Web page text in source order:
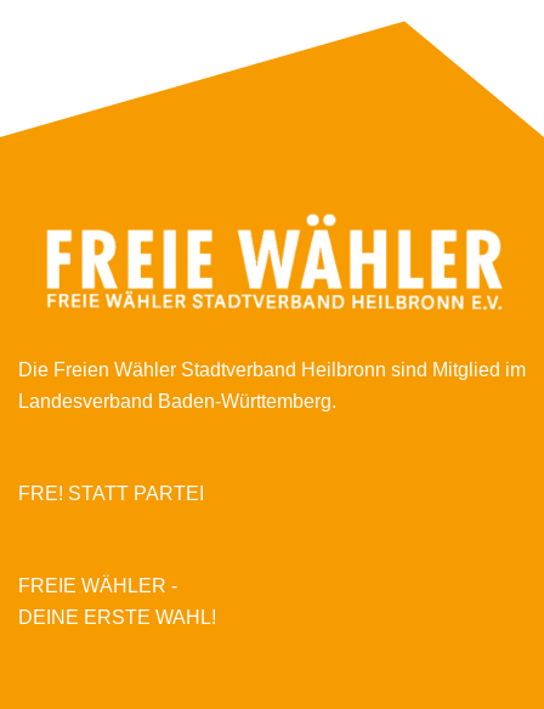
Die Freien Wähler Stadtverband Heilbronn sind Mitglied im
Landesverband Baden-Württemberg.
FRE! STATT PARTEI
FREIE WÄHLER -
DEINE ERSTE WAHL!